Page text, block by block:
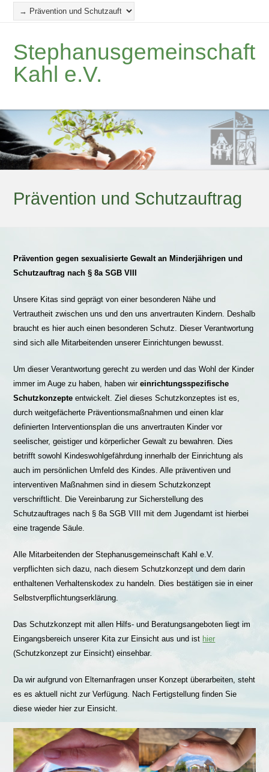
Stephanusgemeinschaft
Kahl e.V.
Prävention und Schutzauftrag
Prävention gegen sexualisierte Gewalt an Minderjährigen und
Schutzauftrag nach § 8a SGB VIII
Unsere Kitas sind geprägt von einer besonderen Nähe und
Vertrautheit zwischen uns und den uns anvertrauten Kindern. Deshalb
braucht es hier auch einen besonderen Schutz. Dieser Verantwortung
sind sich alle Mitarbeitenden unserer Einrichtungen bewusst.
Um dieser Verantwortung gerecht zu werden und das Wohl der Kinder
immer im Auge zu haben, haben wireinrichtungsspezifische
Schutzkonzepte entwickelt. Ziel dieses Schutzkonzeptes ist es,
durch weitgefächerte Präventionsmaßnahmen und einen klar
definierten Interventionsplan die uns anvertrauten Kinder vor
seelischer, geistiger und körperlicher Gewalt zu bewahren. Dies
betrifft sowohl Kindeswohlgefährdung innerhalb der Einrichtung als
auch im persönlichen Umfeld des Kindes. Alle präventiven und
interventiven Maßnahmen sind in diesem Schutzkonzept
verschriftlicht. Die Vereinbarung zur Sicherstellung des
Schutzauftrages nach § 8a SGB VIII mit dem Jugendamt ist hierbei
eine tragende Säule.
Alle Mitarbeitenden der Stephanusgemeinschaft Kahl e.V.
verpflichten sich dazu, nach diesem Schutzkonzept und dem darin
enthaltenen Verhaltenskodex zu handeln. Dies bestätigen sie in einer
Selbstverpflichtungserklärung.
Das Schutzkonzept mit allen Hilfs- und Beratungsangeboten liegt im
Eingangsbereich unserer Kita zur Einsicht aus und ist hier
(Schutzkonzept zur Einsicht) einsehbar.
Da wir aufgrund von Elternanfragen unser Konzept überarbeiten, steht
es es aktuell nicht zur Verfügung. Nach Fertigstellung finden Sie
diese wieder hier zur Einsicht.